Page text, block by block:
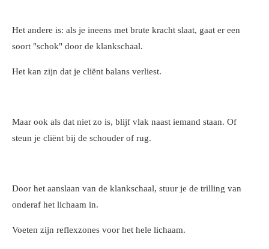
Het andere is: als je ineens met brute kracht slaat, gaat er een
soort "schok" door de klankschaal.
Het kan zijn dat je cliënt balans verliest.
Maar ook als dat niet zo is, blijf vlak naast iemand staan. Of
steun je cliënt bij de schouder of rug.
Door het aanslaan van de klankschaal, stuur je de trilling van
onderaf het lichaam in.
Voeten zijn reflexzones voor het hele lichaam.